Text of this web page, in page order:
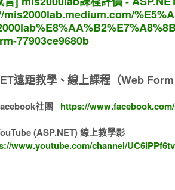
77903ce9680b
遠距教學、線上課程（Web Form
社團 https://
(ASP.NET) 線上教學影
www.youtube.com/channel/